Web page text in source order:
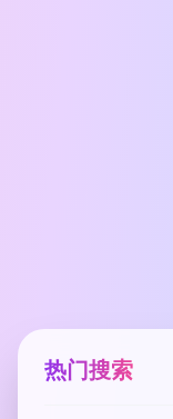
热门搜索